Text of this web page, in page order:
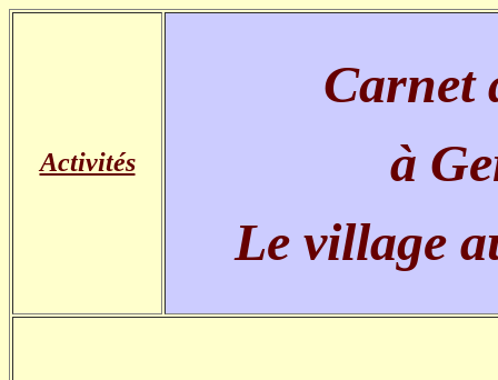
Activités
Carnet
à
Le village